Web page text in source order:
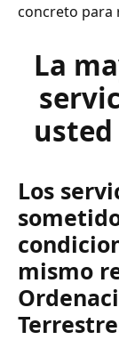
concreto para
La
usted
Los
mismo